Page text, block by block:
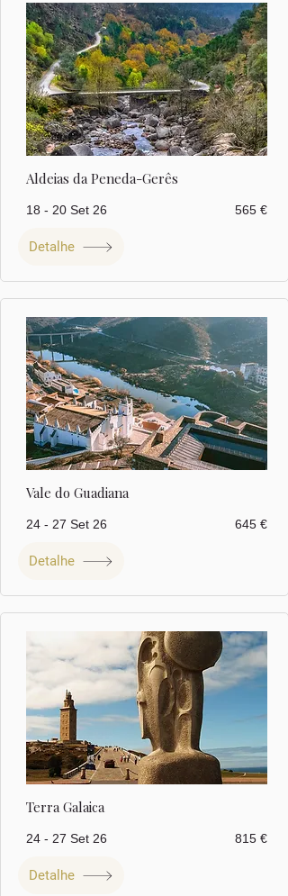
Aldeias da Peneda-Gerês
18 - 20 Set 26 565 €
Detalhe
Vale do Guadiana
24 - 27 Set 26 645 €
Detalhe
Terra Galaica
24 - 27 Set 26 815 €
Detalhe